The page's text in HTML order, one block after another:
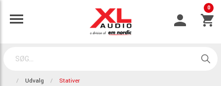
0
Udvalg Stativer